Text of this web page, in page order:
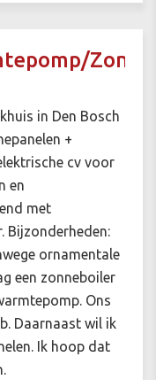
in Den Bosch
+
cv voor
en
met
Bijzonderheden:
ornamentale
een zonneboiler
Ons
Daarnaast wil ik
Ik hoop dat